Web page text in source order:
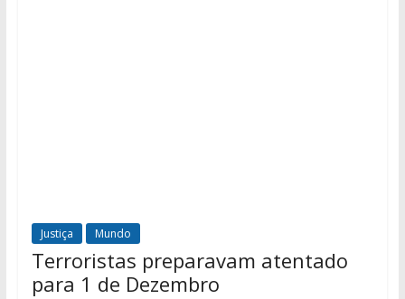
Justiça Mundo
Terroristas preparavam atentado
para 1 de Dezembro